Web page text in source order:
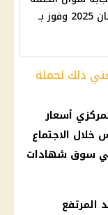
15 من رامز إيلون مصر رمضان 2025 وفوز بـ
ذلك لحملة
أسعار
300 نقطة أساس خلال الاجتماع
في سوق شهادات
المرتفع